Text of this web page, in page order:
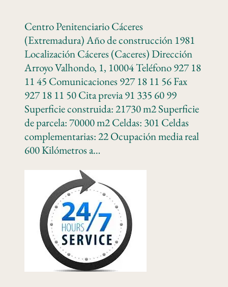
Centro Penitenciario Cáceres
(Extremadura) Año de construcción 1981
Localización Cáceres (Caceres) Dirección
Arroyo Valhondo, 1, 10004 Teléfono 927 18
11 45 Comunicaciones 927 18 11 56 Fax
927 18 11 50 Cita previa 91 335 60 99
Superficie construida: 21730 m2 Superficie
de parcela: 70000 m2 Celdas: 301 Celdas
complementarias: 22 Ocupación media real
600 Kilómetros a…